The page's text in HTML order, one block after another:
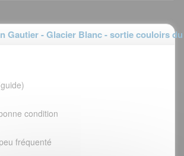
Gautier - Glacier Blanc - sortie couloirs du
condition
peu fréquenté